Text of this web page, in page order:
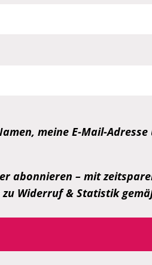
meine E-Mail-
abonnieren – mit
zu Widerruf & Statistik